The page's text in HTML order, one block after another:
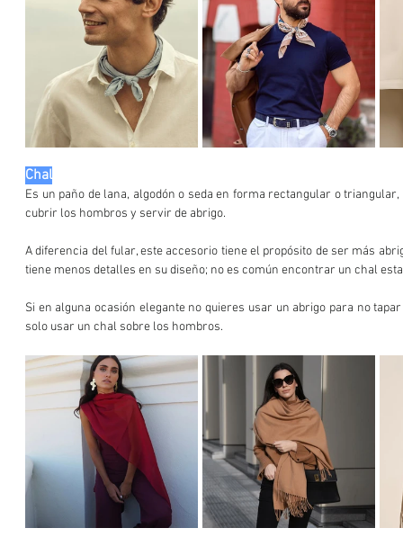
Chal
Es un paño de lana, algodón o seda en forma rectangular o
cubrir los hombros y servir de abrigo.
A diferencia del fular, este accesorio tiene el propósito de ser más
tiene menos detalles en su diseño; no es común encontrar un chal
Si en alguna ocasión elegante no quieres usar un abrigo para no
solo usar un chal sobre los hombros.